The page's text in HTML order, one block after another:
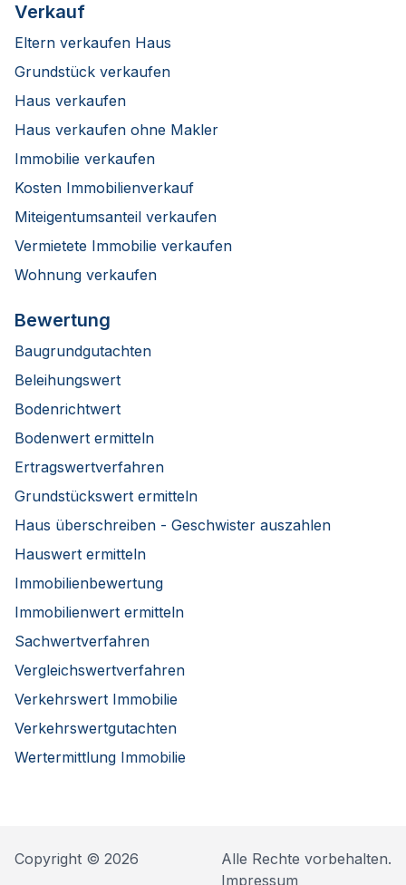
Verkauf
Eltern verkaufen Haus
Grundstück verkaufen
Haus verkaufen
Haus verkaufen ohne Makler
Immobilie verkaufen
Kosten Immobilienverkauf
Miteigentumsanteil verkaufen
Vermietete Immobilie verkaufen
Wohnung verkaufen
Bewertung
Baugrundgutachten
Beleihungswert
Bodenrichtwert
Bodenwert ermitteln
Ertragswertverfahren
Grundstückswert ermitteln
Haus überschreiben - Geschwister auszahlen
Hauswert ermitteln
Immobilienbewertung
Immobilienwert ermitteln
Sachwertverfahren
Vergleichswertverfahren
Verkehrswert Immobilie
Verkehrswertgutachten
Wertermittlung Immobilie
Copyright © 2026
Alle Rechte vorbehalten.
Impressum